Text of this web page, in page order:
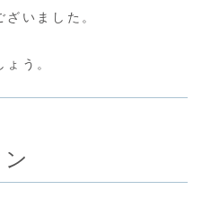
いました。
う。